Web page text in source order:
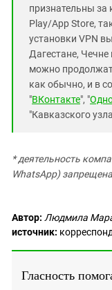
признательны за
Play/App Store,
установки VPN
Дагестане, Чечне
можно
как обычно, и в
"ВКонтакте", "
"Кавказского
* деятельность
WhatsApp)
Автор: Людмила
источник:
Гласность